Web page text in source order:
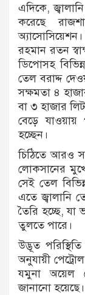
এদিকে,
করেছে
রহমান রতন
ডিপোসহ
তেল বরাদ্দ
সক্ষমতা ৪
বা ৩ হাজার
বেড়ে যাওয়ায়
হচ্ছেন।
চিঠিতে আরও
লোকসানের
সেই তেল
এতে জ্বালানি
তৈরি হচ্ছে, যা
তুলতে পারে।
উদ্ভূত
অনুযায়ী
যমুনা অয়েল
জানানো হয়েছে।